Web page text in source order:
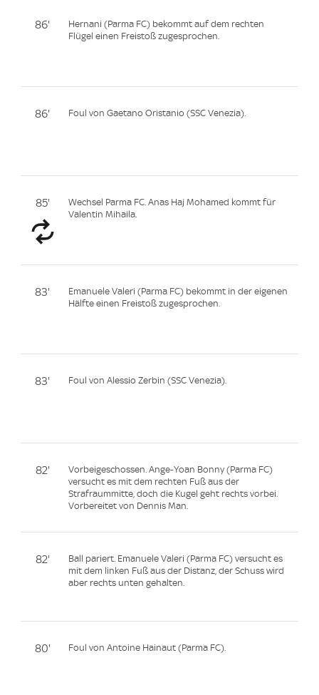
86'
Hernani (Parma FC) bekommt auf dem rechten
Flügel einen Freistoß zugesprochen.
86' Foul von Gaetano Oristanio (SSC Venezia).
85'
Wechsel Parma FC. Anas Haj Mohamed kommt für
Valentin Mihaila.
83'
Emanuele Valeri (Parma FC) bekommt in der eigenen
Hälfte einen Freistoß zugesprochen.
83' Foul von Alessio Zerbin (SSC Venezia).
82'
Vorbeigeschossen. Ange-Yoan Bonny (Parma FC)
versucht es mit dem rechten Fuß aus der
Strafraummitte, doch die Kugel geht rechts vorbei.
Vorbereitet von Dennis Man.
82'
Ball pariert. Emanuele Valeri (Parma FC) versucht es
mit dem linken Fuß aus der Distanz, der Schuss wird
aber rechts unten gehalten.
80' Foul von Antoine Hainaut (Parma FC).